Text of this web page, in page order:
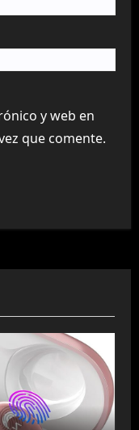
y web en
que comente.